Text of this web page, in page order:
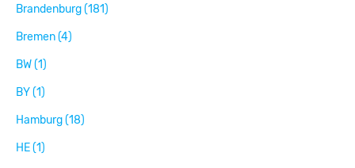
Brandenburg (181)
Bremen (4)
BW (1)
BY (1)
Hamburg (18)
HE (1)